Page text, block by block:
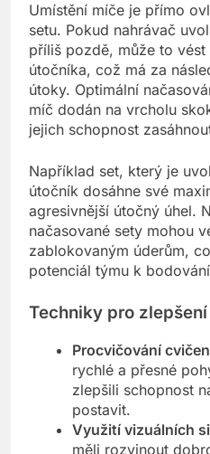
Umístění míče je přímo
setu. Pokud nahrávač
příliš pozdě, může to
útočníka, což má za
útoky. Optimální
míč dodán na vrcholu
jejich schopnost
Například set, který je
útočník dosáhne své
agresivnější útočný úhel.
načasované sety mohou
zablokovaným úderům,
potenciál týmu k
Techniky pro
Procvičování
rychlé a přesné
zlepšili schopnost
postavit.
Využití vizuálních
měli rozvinout